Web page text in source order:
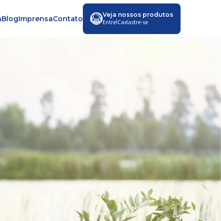
BlogImprensaContato Veja nossos produtos
Entre|Cadastre-se